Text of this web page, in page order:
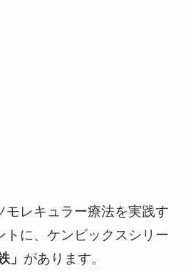
モレキュラー療法を実践す
トに、ケンビックスシリー
」 があります。